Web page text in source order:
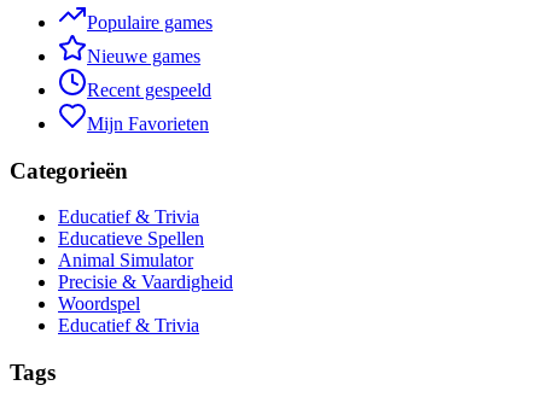
Populaire games
Nieuwe games
Recent gespeeld
Mijn Favorieten
Categorieën
Educatief & Trivia
Educatieve Spellen
Animal Simulator
Precisie & Vaardigheid
Woordspel
Educatief & Trivia
Tags